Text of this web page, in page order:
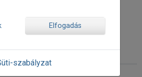
Elfogadás
szabályzat